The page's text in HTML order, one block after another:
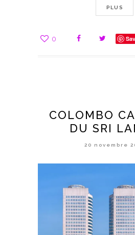
PLUS
0
COLOMBO
DU SRI
20 novembre